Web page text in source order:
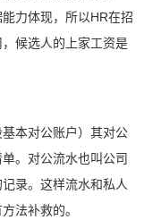
力体现，所以HR在招
候选人的上家工资是
本对公账户）其对公
。对公流水也叫公司
录。这样流水和私人
法补救的。